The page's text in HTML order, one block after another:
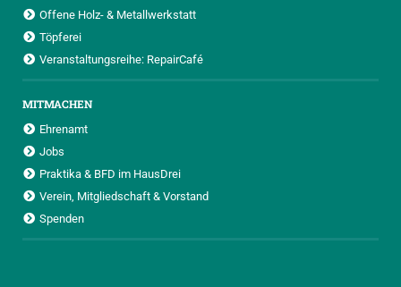
Offene Holz- & Metallwerkstatt
Töpferei
Veranstaltungsreihe: RepairCafé
MITMACHEN
Ehrenamt
Jobs
Praktika & BFD im HausDrei
Verein, Mitgliedschaft & Vorstand
Spenden